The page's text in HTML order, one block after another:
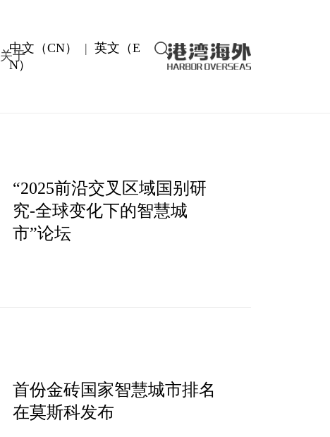
关于
中文（CN） | 英文（E
N）
“2025前沿交叉区域国别研
究-全球变化下的智慧城
市”论坛
​首份金砖国家智慧城市排名
在莫斯科发布